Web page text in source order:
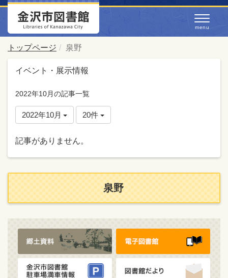
トップページ 泉野
イベント・展示情報
2022年10月の記事一覧
2022年10月 20件
記事がありません。
泉野